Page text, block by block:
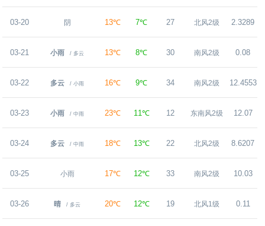
03-20 阴 13℃ 7℃ 27 北风2级 2.3289
03-21 小雨 / 多云 13℃ 8℃ 30 南风2级 0.08
03-22 多云 / 小雨 16℃ 9℃ 34 南风2级 12.4553
03-23 小雨 / 中雨 23℃ 11℃ 12 东南风2级 12.07
03-24 多云 / 中雨 18℃ 13℃ 22 北风2级 8.6207
03-25 小雨 17℃ 12℃ 33 南风2级 10.03
03-26 晴 / 多云 20℃ 12℃ 19 北风1级 0.11